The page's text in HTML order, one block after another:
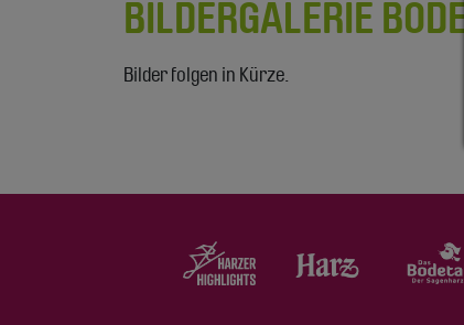
BILDERGALERIE
Bilder folgen in Kürze.